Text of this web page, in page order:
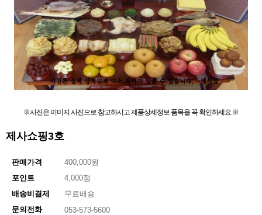
※사진은 이미지 사진으로 참고하시고 제품상세정보 품목을 꼭 확인하세요.※
제사쇼핑3호
판매가격
400,000원
포인트
4,000점
배송비결제
무료배송
문의전화
053-573-5600